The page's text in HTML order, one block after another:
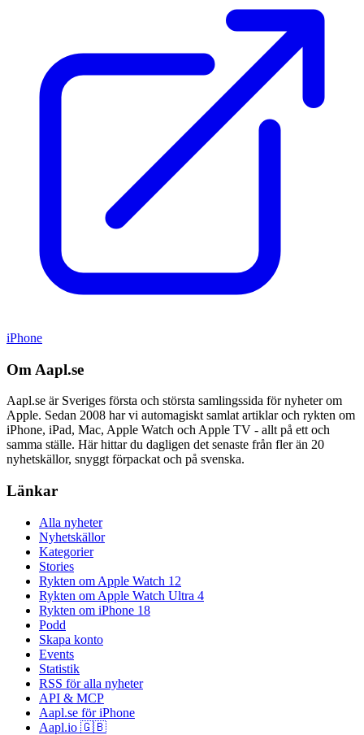
iPhone
Om Aapl.se
Aapl.se är Sveriges första och största samlingssida för nyheter om
Apple. Sedan 2008 har vi automagiskt samlat artiklar och rykten om
iPhone, iPad, Mac, Apple Watch och Apple TV - allt på ett och
samma ställe. Här hittar du dagligen det senaste från fler än 20
nyhetskällor, snyggt förpackat och på svenska.
Länkar
Alla nyheter
Nyhetskällor
Kategorier
Stories
Rykten om Apple Watch 12
Rykten om Apple Watch Ultra 4
Rykten om iPhone 18
Podd
Skapa konto
Events
Statistik
RSS för alla nyheter
API & MCP
Aapl.se för iPhone
Aapl.io 🇬🇧